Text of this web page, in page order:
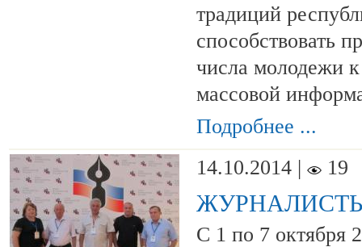
традиций
способствовать
числа молодежи к
массовой
Подробнее ...
14.10.2014 |
19
С 1 по 7 октября